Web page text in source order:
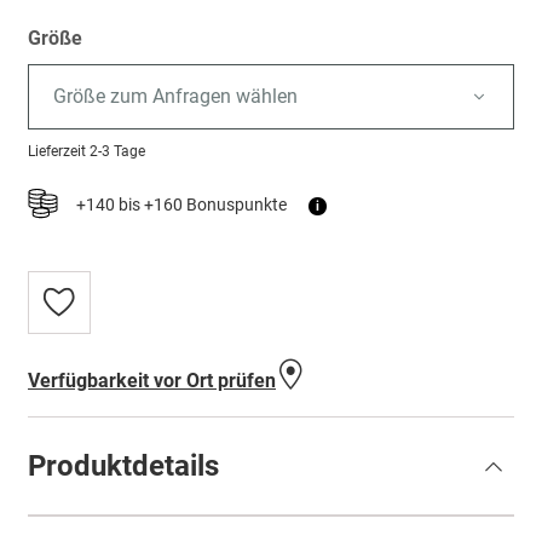
Größe
Größe zum Anfragen wählen
Lieferzeit 2-3 Tage
+140 bis +160 Bonuspunkte i
Zur
Wunschliste
Verfügbarkeit vor Ort prüfen
Produktdetails